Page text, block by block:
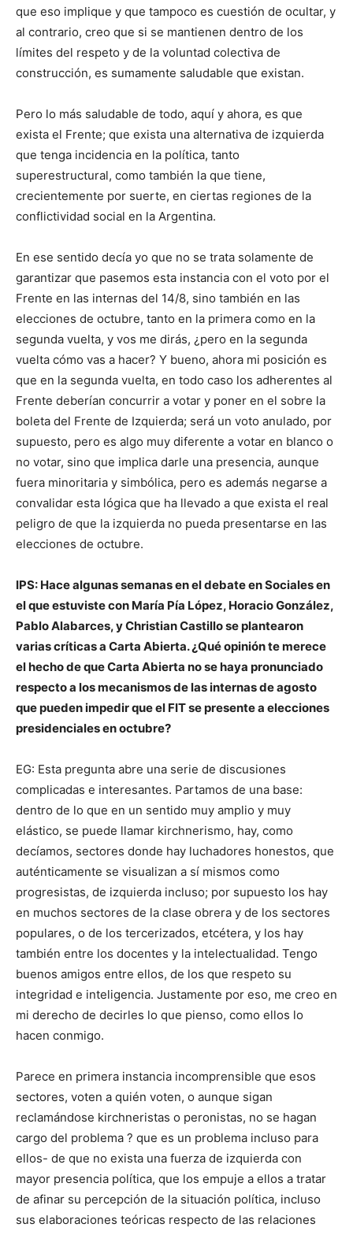
que eso implique y que tampoco es cuestión de ocultar, y
al contrario, creo que si se mantienen dentro de los
límites del respeto y de la voluntad colectiva de
construcción, es sumamente saludable que existan.
Pero lo más saludable de todo, aquí y ahora, es que
exista el Frente; que exista una alternativa de izquierda
que tenga incidencia en la política, tanto
superestructural, como también la que tiene,
crecientemente por suerte, en ciertas regiones de la
conflictividad social en la Argentina.
En ese sentido decía yo que no se trata solamente de
garantizar que pasemos esta instancia con el voto por el
Frente en las internas del 14/8, sino también en las
elecciones de octubre, tanto en la primera como en la
segunda vuelta, y vos me dirás, ¿pero en la segunda
vuelta cómo vas a hacer? Y bueno, ahora mi posición es
que en la segunda vuelta, en todo caso los adherentes al
Frente deberían concurrir a votar y poner en el sobre la
boleta del Frente de Izquierda; será un voto anulado, por
supuesto, pero es algo muy diferente a votar en blanco o
no votar, sino que implica darle una presencia, aunque
fuera minoritaria y simbólica, pero es además negarse a
convalidar esta lógica que ha llevado a que exista el real
peligro de que la izquierda no pueda presentarse en las
elecciones de octubre.
IPS: Hace algunas semanas en el debate en Sociales en
el que estuviste con María Pía López, Horacio González,
Pablo Alabarces, y Christian Castillo se plantearon
varias críticas a Carta Abierta. ¿Qué opinión te merece
el hecho de que Carta Abierta no se haya pronunciado
respecto a los mecanismos de las internas de agosto
que pueden impedir que el FIT se presente a elecciones
presidenciales en octubre?
EG: Esta pregunta abre una serie de discusiones
complicadas e interesantes. Partamos de una base:
dentro de lo que en un sentido muy amplio y muy
elástico, se puede llamar kirchnerismo, hay, como
decíamos, sectores donde hay luchadores honestos, que
auténticamente se visualizan a sí mismos como
progresistas, de izquierda incluso; por supuesto los hay
en muchos sectores de la clase obrera y de los sectores
populares, o de los tercerizados, etcétera, y los hay
también entre los docentes y la intelectualidad. Tengo
buenos amigos entre ellos, de los que respeto su
integridad e inteligencia. Justamente por eso, me creo en
mi derecho de decirles lo que pienso, como ellos lo
hacen conmigo.
Parece en primera instancia incomprensible que esos
sectores, voten a quién voten, o aunque sigan
reclamándose kirchneristas o peronistas, no se hagan
cargo del problema ? que es un problema incluso para
ellos- de que no exista una fuerza de izquierda con
mayor presencia política, que los empuje a ellos a tratar
de afinar su percepción de la situación política, incluso
sus elaboraciones teóricas respecto de las relaciones